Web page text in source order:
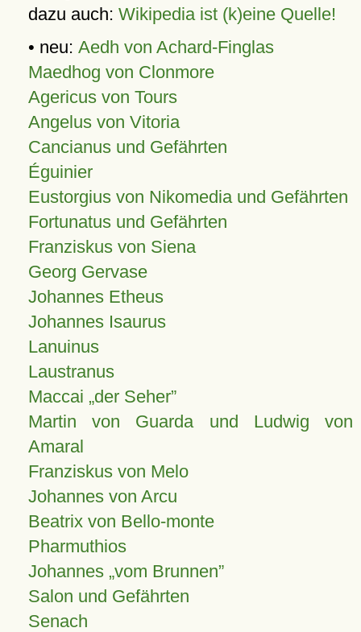
dazu auch: Wikipedia ist (k)eine Quelle!
• neu: Aedh von Achard-Finglas
Maedhog von Clonmore
Agericus von Tours
Angelus von Vitoria
Cancianus und Gefährten
Éguinier
Eustorgius von Nikomedia und Gefährten
Fortunatus und Gefährten
Franziskus von Siena
Georg Gervase
Johannes Etheus
Johannes Isaurus
Lanuinus
Laustranus
Maccai „der Seher”
Martin von Guarda und Ludwig von
Amaral
Franziskus von Melo
Johannes von Arcu
Beatrix von Bello-monte
Pharmuthios
Johannes vom Brunnen
Salon und Gefährten
Senach